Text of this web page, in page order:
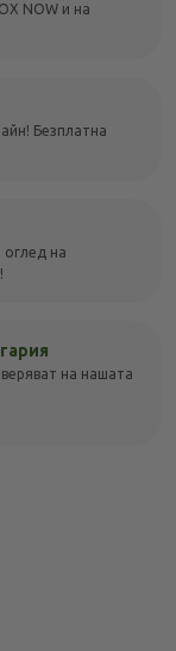
NOW и на
Безплатна
оглед на
на нашата